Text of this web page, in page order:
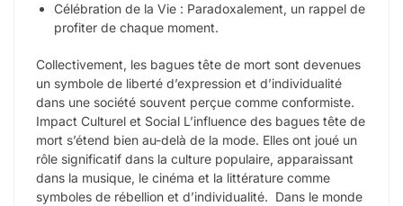
Célébration de la Vie : Paradoxalement, un rappel de
profiter de chaque moment.
Collectivement, les bagues tête de mort sont devenues
un symbole de liberté d’expression et d’individualité
dans une société souvent perçue comme conformiste.
Impact Culturel et Social L’influence des bagues tête de
mort s’étend bien au-delà de la mode. Elles ont joué un
rôle significatif dans la culture populaire, apparaissant
dans la musique, le cinéma et la littérature comme
symboles de rébellion et d’individualité. Dans le monde